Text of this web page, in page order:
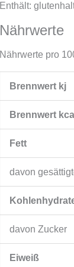
Enthält:
Nährwerte
Nährwerte pro
Brennwert kj
Brennwert kcal
Fett
davon
davon Zucker
Eiweiß